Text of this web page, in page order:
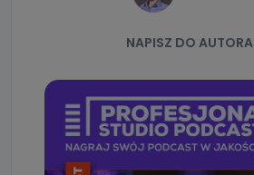
NAPISZ DO AUTORA